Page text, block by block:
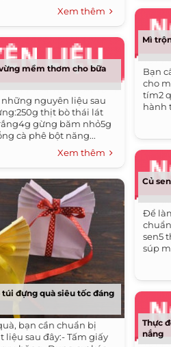
Xem thêm
mềm thơm cho bữa
nguyên liệu sau
thịt bò thái lát
gừng băm nhỏ5g
cà phê bột năng...
Xem thêm
túi đựng quà siêu tốc đáng
bạn cần chuẩn bị
liệu sau đây:- Tấm giấy
Mì
Bạn
cho
tím2
hành
Củ
Để
sen5
súp
Thực
nắng